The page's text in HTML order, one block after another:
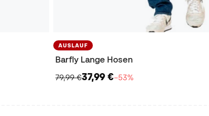
AUSLAUF
Barfly Lange Hosen
79,99 €37,99 €−53%